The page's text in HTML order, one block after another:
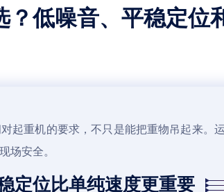
低噪音、平稳定位
起重机的要求，不只是能把重物吊起来。
场安全。
定位比单纯速度更重要